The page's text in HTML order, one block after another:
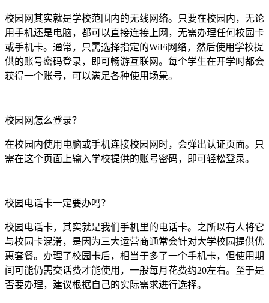
校园网其实就是学校范围内的无线网络。只要在校园内，无论
用手机还是电脑，都可以直接连接上网，无需办理任何校园卡
或手机卡。通常，只需选择指定的WiFi网络，然后使用学校提
供的账号密码登录，即可畅游互联网。每个学生在开学时都会
获得一个账号，可以满足各种使用场景。
校园网怎么登录？
在校园内使用电脑或手机连接校园网时，会弹出认证页面。只
需在这个页面上输入学校提供的账号密码，即可轻松登录。
校园电话卡一定要办吗？
校园电话卡，其实就是我们手机里的电话卡。之所以有人将它
与校园卡混淆，是因为三大运营商通常会针对大学校园提供优
惠套餐。办理了校园卡后，相当于多了一个手机卡，但使用期
间可能仍需交话费才能使用，一般每月花费约20左右。至于是
否要办理，建议根据自己的实际需求进行选择。